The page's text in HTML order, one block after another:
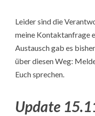
Leider sind die
meine Kontaktanfrage
Austausch gab es
über diesen Weg:
Euch sprechen.
Update